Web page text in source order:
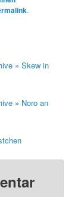
.
» Skew in
» Noro an